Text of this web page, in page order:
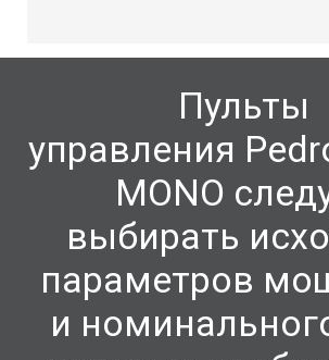
Пульты
управления
MONO
выбирать
параметров
и